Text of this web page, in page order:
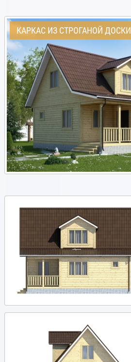
КАРКАС ИЗ СТРОГАНОЙ ДОСКИ